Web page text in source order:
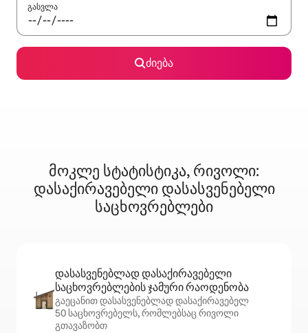
გასვლა
ძიება
მოკლე სტატისტიკა, რივოლი:
დასაქირავებელი დასასვენებელი
საცხოვრებლები
დასასვენებლად დასაქირავებელი
საცხოვრებლების ჯამური რაოდენობა
გაეცანით დასასვენებლად დასაქირავებელ
50 საცხოვრებელს, რომლებსაც რივოლი
გთავაზობთ